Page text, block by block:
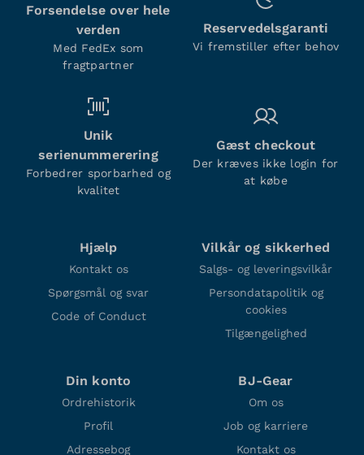
Forsendelse over hele
verden
Med FedEx som
fragtpartner
Reservedelsgaranti
Vi fremstiller efter behov
Unik
serienummerering
Forbedrer sporbarhed og
kvalitet
Gæst checkout
Der kræves ikke login for
at købe
Hjælp
Kontakt os
Spørgsmål og svar
Code of Conduct
Vilkår og sikkerhed
Salgs- og leveringsvilkår
Persondatapolitik og
cookies
Tilgængelighed
Din konto
Ordrehistorik
Profil
Adressebog
BJ-Gear
Om os
Job og karriere
Kontakt os